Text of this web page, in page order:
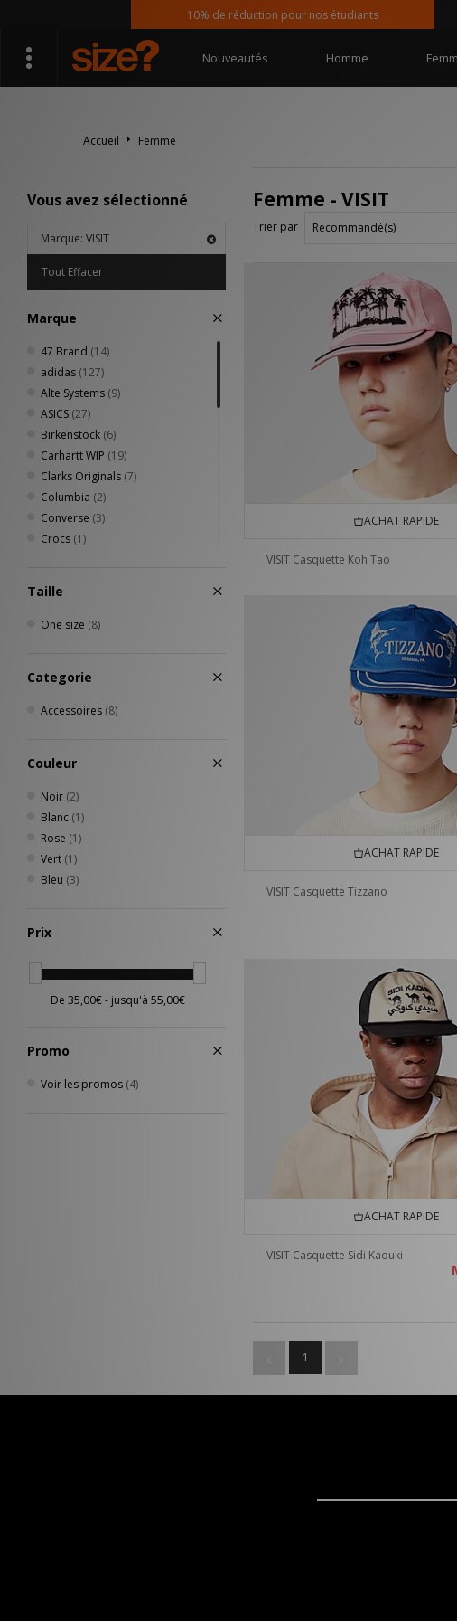
10% de réduction pour nos étudiants
Nouveautés Homme
Accueil Femme
Vous avez sélectionné
Marque: VISIT
Tout Effacer
Marque
47 Brand (14)
adidas (127)
Alte Systems (9)
ASICS (27)
Birkenstock (6)
Carhartt WIP (19)
Clarks Originals (7)
Columbia (2)
Converse (3)
Crocs (1)
Havaianas
Home Grown
New Balance
New Era(21)
PUMA(16)
Reebok
Stance
UGG
Taille
One size (8)
Categorie
Accessoires (8)
Couleur
Noir (2)
Blanc (1)
Rose (1)
Vert (1)
Bleu (3)
Prix
Promo
Voir les promos (4)
Femme - VISIT
Trier par
ACHAT RAPIDE
VISIT Casquette Koh Tao
ACHAT RAPIDE
VISIT Casquette Tizzano
ACHAT RAPIDE
VISIT Casquette Sidi Kaouki
1